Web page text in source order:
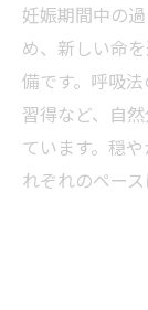
妊娠期間中の
め、新しい命
備です。呼吸
習得など、自
ています。穏
れぞれのペー